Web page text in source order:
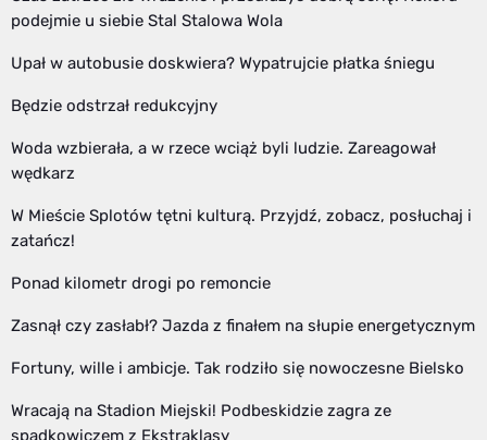
podejmie u siebie Stal Stalowa Wola
Upał w autobusie doskwiera? Wypatrujcie płatka śniegu
Będzie odstrzał redukcyjny
Woda wzbierała, a w rzece wciąż byli ludzie. Zareagował
wędkarz
W Mieście Splotów tętni kulturą. Przyjdź, zobacz, posłuchaj i
zatańcz!
Ponad kilometr drogi po remoncie
Zasnął czy zasłabł? Jazda z finałem na słupie energetycznym
Fortuny, wille i ambicje. Tak rodziło się nowoczesne Bielsko
Wracają na Stadion Miejski! Podbeskidzie zagra ze
spadkowiczem z Ekstraklasy